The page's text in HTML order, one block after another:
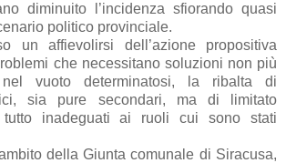
diminuito l’incidenza sfiorando quasi
politico provinciale.
un affievolirsi dell’azione propositiva
che necessitano soluzioni non più
vuoto determinatosi, la ribalta di
sia pure secondari, ma di limitato
inadeguati ai ruoli cui sono stati
della Giunta comunale di Siracusa,